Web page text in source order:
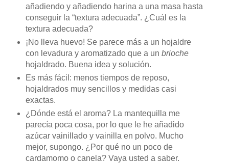
añadiendo y añadiendo harina a una masa hasta
conseguir la “textura adecuada”. ¿Cuál es la
textura adecuada?
¡No lleva huevo! Se parece más a un hojaldre
con levadura y aromatizado que a un brioche
hojaldrado. Buena idea y solución.
Es más fácil: menos tiempos de reposo,
hojaldrados muy sencillos y medidas casi
exactas.
¿Dónde está el aroma? La mantequilla me
parecía poca cosa, por lo que le he añadido
azúcar vainillado y vainilla en polvo. Mucho
mejor, supongo. ¿Por qué no un poco de
cardamomo o canela? Vaya usted a saber.